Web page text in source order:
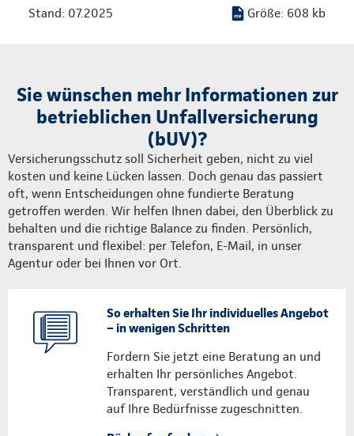
Stand: 07.2025 Größe: 608 kb
Sie wünschen mehr Informationen zur
betrieblichen Unfallversicherung
(bUV)?
Versicherungsschutz soll Sicherheit geben, nicht zu viel
kosten und keine Lücken lassen. Doch genau das passiert
oft, wenn Entscheidungen ohne fundierte Beratung
getroffen werden. Wir helfen Ihnen dabei, den Überblick zu
behalten und die richtige Balance zu finden. Persönlich,
transparent und flexibel: per Telefon, E-Mail, in unser
Agentur oder bei Ihnen vor Ort.
So erhalten Sie Ihr individuelles Angebot
– in wenigen Schritten
Fordern Sie jetzt eine Beratung an und
erhalten Ihr persönliches Angebot.
Transparent, verständlich und genau
auf Ihre Bedürfnisse zugeschnitten.